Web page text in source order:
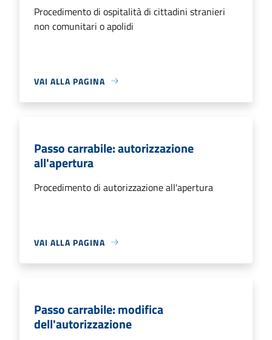
Procedimento di ospitalità di cittadini stranieri
non comunitari o apolidi
VAI ALLA PAGINA
Passo carrabile: autorizzazione
all'apertura
Procedimento di autorizzazione all'apertura
VAI ALLA PAGINA
Passo carrabile: modifica
dell'autorizzazione